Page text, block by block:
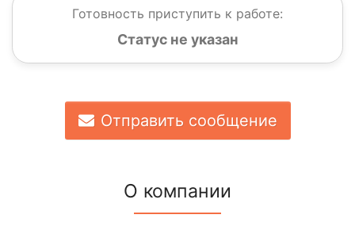
Готовность приступить к работе:
Статус не указан
Отправить сообщение
О компании